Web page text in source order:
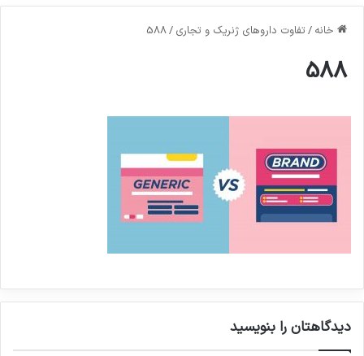
خانه / تفاوت داروهای ژنریک و تجاری /
588
588
دیدگاهتان را بنویسید